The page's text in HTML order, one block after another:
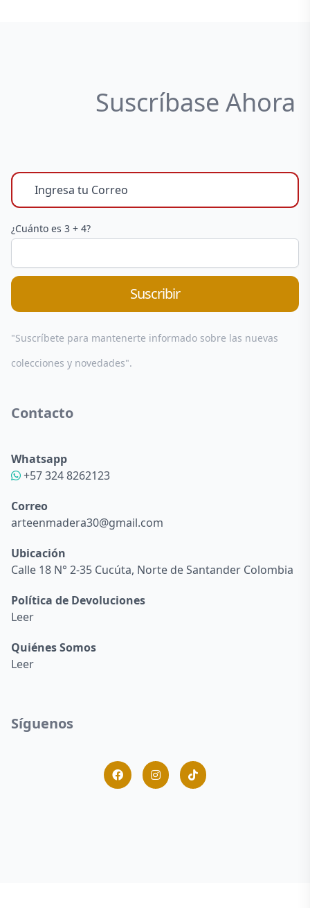
Suscríbase Ahora
¿Cuánto es 3 + 4?
Suscribir
"Suscríbete para mantenerte informado sobre las nuevas
colecciones y novedades".
Contacto
Whatsapp
+57 324 8262123
Correo
arteenmadera30@gmail.com
Ubicación
Calle 18 N° 2-35 Cucúta, Norte de Santander Colombia
Política de Devoluciones
Leer
Quiénes Somos
Leer
Síguenos